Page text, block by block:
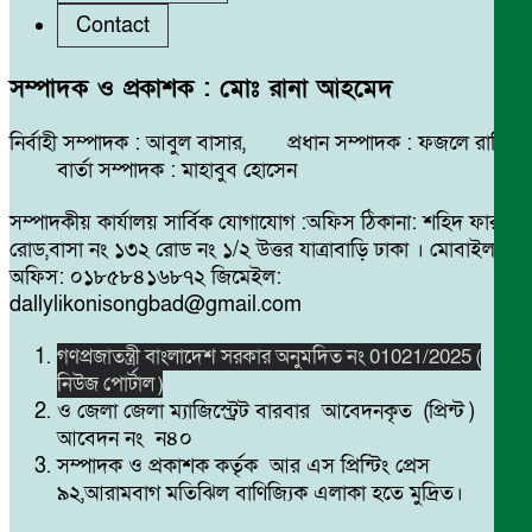
কোটচাঁদপুরে চাঞ্চল্যকর চোরচক্রের ৪
৮
পুটিজানায় মাদকবিরোধী মোবাইল
কোর্ট, মাদক সেবনের দায়ে ৬ মাসের
কারাদণ্ড।
৯
সাতক্ষীরার কলারোয়ায় র‍্যাবের
অভিযান, ৮৫ বোতল ESKUF
৫
তজুমদ্দিনে এমপিও জালিয়াতির
ব্যবহার নিয়ে তোলপাড়
আওতায় নিয়ে আসতে হবে- এটর্নি
জামিনে মুক্ত’ বেনজীরকে দেশে এনে
Contact
সম্পাদক ও প্রকাশক : মোঃ রানা আহমেদ
নির্বাহী সম্পাদক : আবুল বাসার, প্রধান সম্পাদক : ফজলে রাব্বি
বার্তা সম্পাদক : মাহাবুব হোসেন
সম্পাদকীয় কার্যালয় সার্বিক যোগাযোগ :অফিস ঠিকানা: শহিদ ফারুক
রোড,বাসা নং ১৩২ রোড নং ১/২ উত্তর যাত্রাবাড়ি ঢাকা । মোবাইল
অফিস: ০১৮৫৮৪১৬৮৭২ জিমেইল:
dallylikonisongbad@gmail.com
গণপ্রজাতন্ত্রী বাংলাদেশ সরকার অনুমদিত নং 01021/2025 (
নিউজ পোর্টাল )
ও জেলা জেলা ম্যাজিস্ট্রেট বারবার আবেদনকৃত (প্রিন্ট )
আবেদন নং ন৪০
সম্পাদক ও প্রকাশক কর্তৃক আর এস প্রিন্টিং প্রেস
৯২,আরামবাগ মতিঝিল বাণিজ্যিক এলাকা হতে মুদ্রিত।